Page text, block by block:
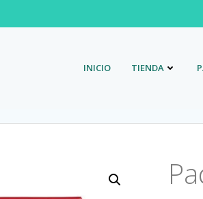
INICIO TIENDA